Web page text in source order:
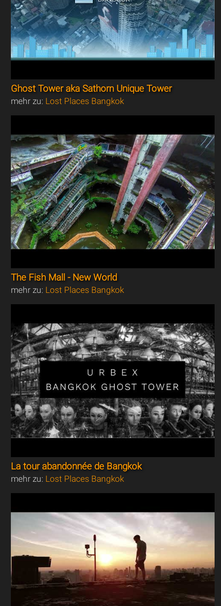
Ghost Tower aka Sathorn Unique Tower
mehr zu: Lost Places Bangkok
The Fish Mall - New World
mehr zu: Lost Places Bangkok
La tour abandonnée de Bangkok
mehr zu: Lost Places Bangkok